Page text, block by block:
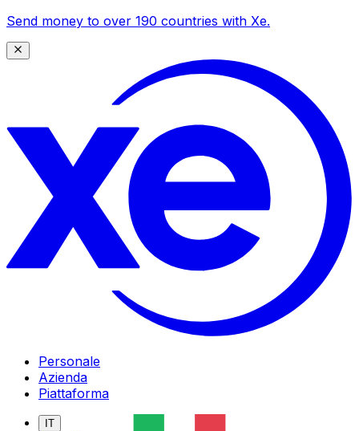
Send money to over 190 countries with Xe.
Personale
Azienda
Piattaforma
IT